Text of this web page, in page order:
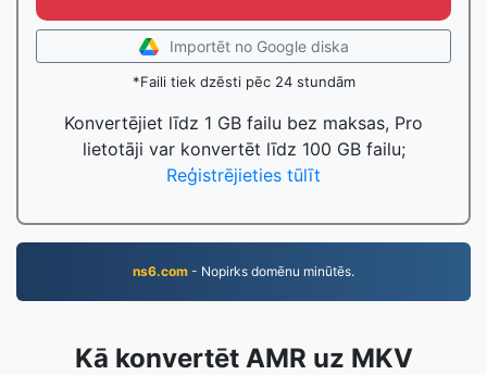
Importēt no Google diska
*Faili tiek dzēsti pēc 24 stundām
Konvertējiet līdz 1 GB failu bez maksas, Pro
lietotāji var konvertēt līdz 100 GB failu;
Reģistrējieties tūlīt
ns6.com - Nopirks domēnu minūtēs.
Kā konvertēt AMR uz MKV